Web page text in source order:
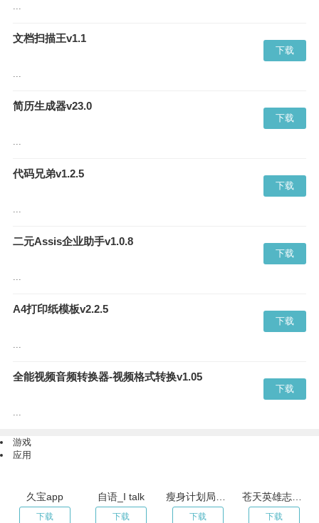
...
文档扫描王v1.1
...
下载
简历生成器v23.0
...
下载
代码兄弟v1.2.5
...
下载
二元Assis企业助手v1.0.8
...
下载
A4打印纸模板v2.2.5
...
下载
全能视频音频转换器-视频格式转换v1.05
...
下载
游戏
应用
久宝app
下载
自语_I talk
下载 下载 下载